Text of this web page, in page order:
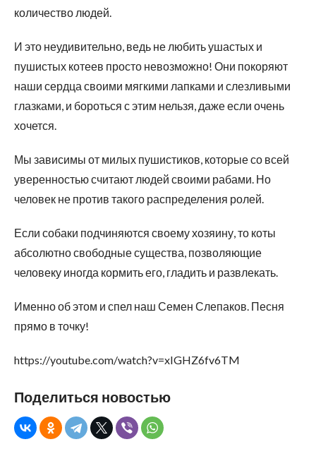
количество людей.
И это неудивительно, ведь не любить ушастых и
пушистых котеев просто невозможно! Они покоряют
наши сердца своими мягкими лапками и слезливыми
глазками, и бороться с этим нельзя, даже если очень
хочется.
Мы зависимы от милых пушистиков, которые со всей
уверенностью считают людей своими рабами. Но
человек не против такого распределения ролей.
Если собаки подчиняются своему хозяину, то коты
абсолютно свободные существа, позволяющие
человеку иногда кормить его, гладить и развлекать.
Именно об этом и спел наш Семен Слепаков. Песня
прямо в точку!
https://youtube.com/watch?v=xIGHZ6fv6TM
Поделиться новостью